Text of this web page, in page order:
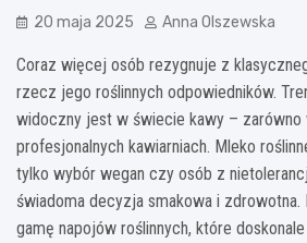
20 maja 2025 Anna Olszewska
Coraz więcej osób rezygnuje z
rzecz jego roślinnych odpowiedników.
widoczny jest w świecie kawy – zarówno
profesjonalnych kawiarniach. Mleko
tylko wybór wegan czy osób z
świadoma decyzja smakowa i
gamę napojów roślinnych, które